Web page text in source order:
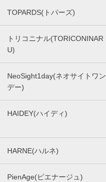
TOPARDS(トパーズ)
トリコニナル(TORICONINAR
U)
NeoSight1day(ネオサイトワン
デー)
HAIDEY(ハイディ)
HARNE(ハルネ)
PienAge(ピエナージュ)